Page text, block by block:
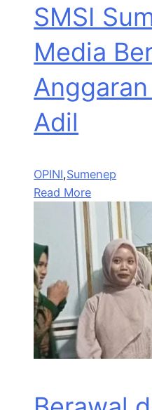
SMSI
Media
Adil
OPINI,Sumenep
Read More